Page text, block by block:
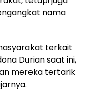
nama
terkait
Durian saat ini,
mereka tertarik